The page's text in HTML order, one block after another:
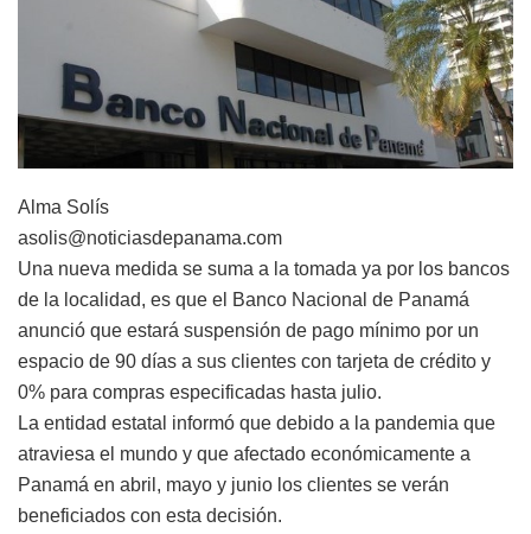
Alma Solís
asolis@noticiasdepanama.com
Una nueva medida se suma a la tomada ya por los bancos
de la localidad, es que el Banco Nacional de Panamá
anunció que estará suspensión de pago mínimo por un
espacio de 90 días a sus clientes con tarjeta de crédito y
0% para compras especificadas hasta julio.
La entidad estatal informó que debido a la pandemia que
atraviesa el mundo y que afectado económicamente a
Panamá en abril, mayo y junio los clientes se verán
beneficiados con esta decisión.